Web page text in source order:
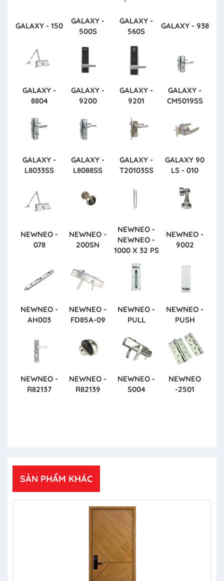
GALAXY - 150
GALAXY -
500S
GALAXY -
560S
GALAXY - 938
GALAXY -
8804
GALAXY -
9200
GALAXY -
9201
GALAXY -
CM5019SS
GALAXY -
L8033SS
GALAXY -
L8088SS
GALAXY -
T20103SS
GALAXY 90
LS - 010
NEWNEO -
078
NEWNEO -
200SN
NEWNEO -
NEWNEO -
1000 X 32 PS
NEWNEO -
9002
NEWNEO -
AH003
NEWNEO -
FD85A-09
NEWNEO -
PULL
NEWNEO -
PUSH
NEWNEO -
R82137
NEWNEO -
R82139
NEWNEO -
S004
NEWNEO
-2501
SẢN PHẨM KHÁC